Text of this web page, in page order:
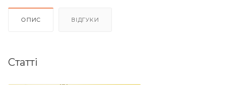
ОПИС ВІДГУКИ
Статті